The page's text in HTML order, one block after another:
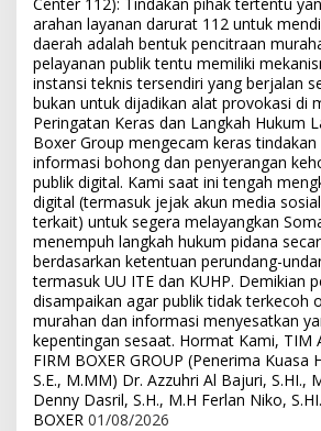
arahan layanan darurat 112 untuk
daerah adalah bentuk pencitraan
pelayanan publik tentu memiliki
instansi teknis tersendiri yang berjalan
bukan untuk dijadikan alat provokasi di
Peringatan Keras dan Langkah Hukum
Boxer Group mengecam keras tindakan
informasi bohong dan penyerangan
publik digital. Kami saat ini tengah
digital (termasuk jejak akun media
terkait) untuk segera melayangkan
menempuh langkah hukum pidana
berdasarkan ketentuan perundang-
termasuk UU ITE dan KUHP. Demikian
disampaikan agar publik tidak terkecoh
murahan dan informasi menyesatkan
kepentingan sesaat. Hormat Kami, TIM
FIRM BOXER GROUP (Penerima Kuasa
S.E., M.MM) Dr. Azzuhri Al Bajuri, S.HI.,
Denny Dasril, S.H., M.H Ferlan Niko,
BOXER 01/08/2026